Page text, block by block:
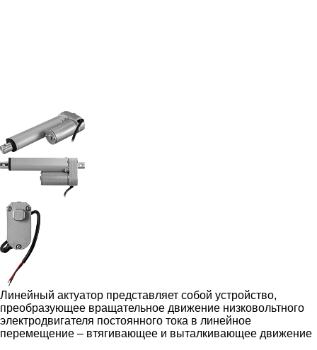
Линейный актуатор представляет собой устройство,
преобразующее вращательное движение низковольтного
электродвигателя постоянного тока в линейное
перемещение – втягивающее и выталкивающее движение